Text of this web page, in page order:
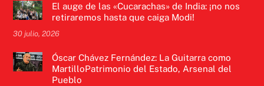
El auge de las «Cucarachas» de India: ¡no nos
retiraremos hasta que caiga Modi!
30 julio, 2026
Óscar Chávez Fernández: La Guitarra como
MartilloPatrimonio del Estado, Arsenal del
Pueblo